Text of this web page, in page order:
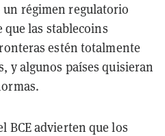
un régimen regulatorio
las stablecoins
estén totalmente
y algunos países quisieran
BCE advierten que los